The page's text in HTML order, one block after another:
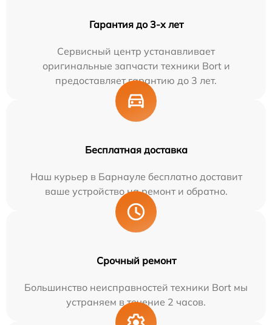
Гарантия до 3-х лет
Сервисный центр устанавливает
оригинальные запчасти техники Bort и
предоставляет гарантию до 3 лет.
Бесплатная доставка
Наш курьер в Барнауле бесплатно доставит
ваше устройство на ремонт и обратно.
Срочный ремонт
Большинство неисправностей техники Bort мы
устраняем в течение 2 часов.